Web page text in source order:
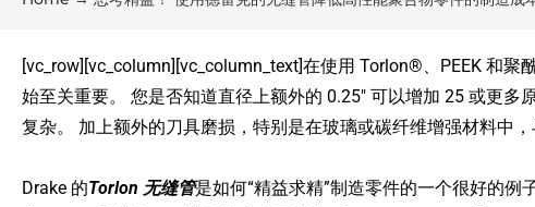
[vc_row][vc_column][vc_column_text]在使用 Torlon®、PEEK 和
始至关重要。 您是否知道直径上额外的 0.25″ 可以增加 25 或更
复杂。 加上额外的刀具磨损，特别是在玻璃或碳纤维增强材料中
Drake 的Torlon 无缝管是如何“精益求精”制造零件的一个很好的